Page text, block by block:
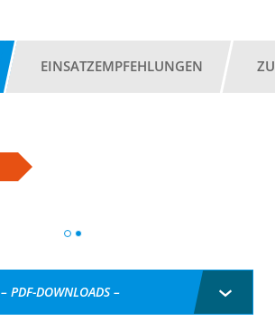
EINSATZEMPFEHLUNGEN
– PDF-DOWNLOADS –